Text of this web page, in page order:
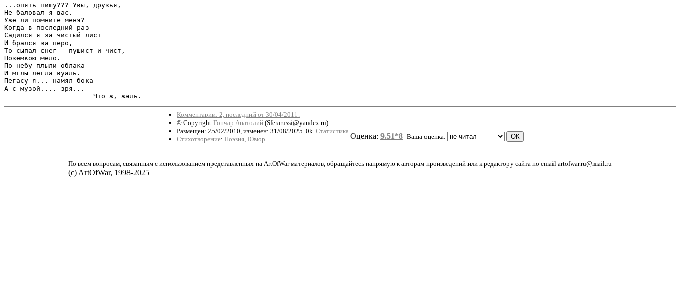
...опять пишу??? Увы, друзья,
Не баловал я вас.
Уже ли помните меня?
Когда в последний раз
Садился я за чистый лист
И брался за перо,
То сыпал снег - пушист и чист,
Позёмкою мело.
По небу плыли облака
И мглы легла вуаль.
Пегасу я... намял бока
А с музой.... зря...
                      Что ж, жаль.
Комментарии: 2, последний от 30/04/2011.
© Copyright Гончар Анатолий (Sferarussi@yandex.ru)
Размещен: 25/02/2010, изменен: 31/08/2025. 0k. Статистика.
Стихотворение: Поэзия Юмор Оценка: 9.51*8 Ваша оценка:
По всем вопросам, связанным с использованием представленных на ArtOfWar материалов, обращайтесь напрямую к авторам произведений или к редактору сайта по email artofwar.ru@mail.ru
(с) ArtOfWar, 1998-2025